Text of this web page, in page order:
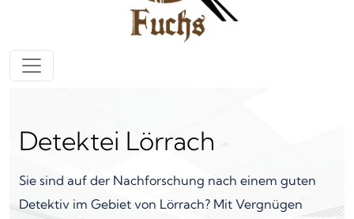
Zum Inhalt springen
Hauptnavigation
Detektei Lörrach
Sie sind auf der Nachforschung nach einem guten
Detektiv im Gebiet von Lörrach? Mit Vergnügen